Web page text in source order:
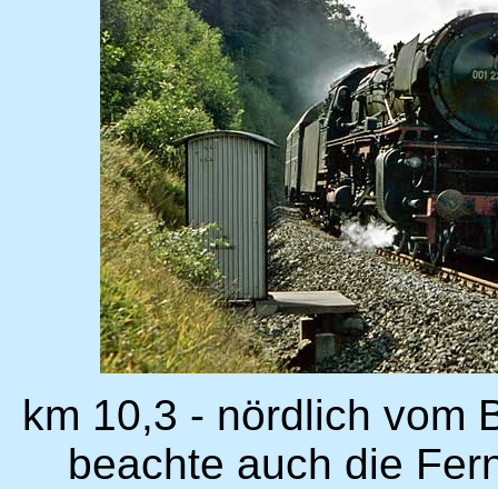
km 10,3 - nördlich vom
beachte auch die